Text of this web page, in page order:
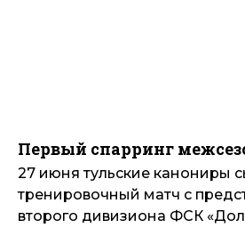
Первый спарринг
27 июня тульские канониры
тренировочный матч с
второго дивизиона ФСК